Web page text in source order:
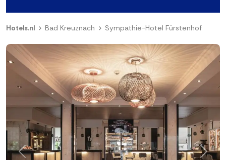
Hotels.nl Bad Kreuznach Sympathie-Hotel Fürstenhof